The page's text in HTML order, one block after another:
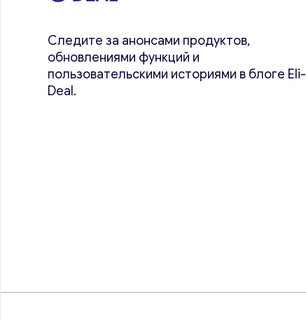
Следите за анонсами продуктов,
обновлениями функций и
пользовательскими историями в блоге Eli-
Deal.